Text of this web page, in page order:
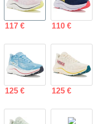
117 € 110 €
125 € 125 €